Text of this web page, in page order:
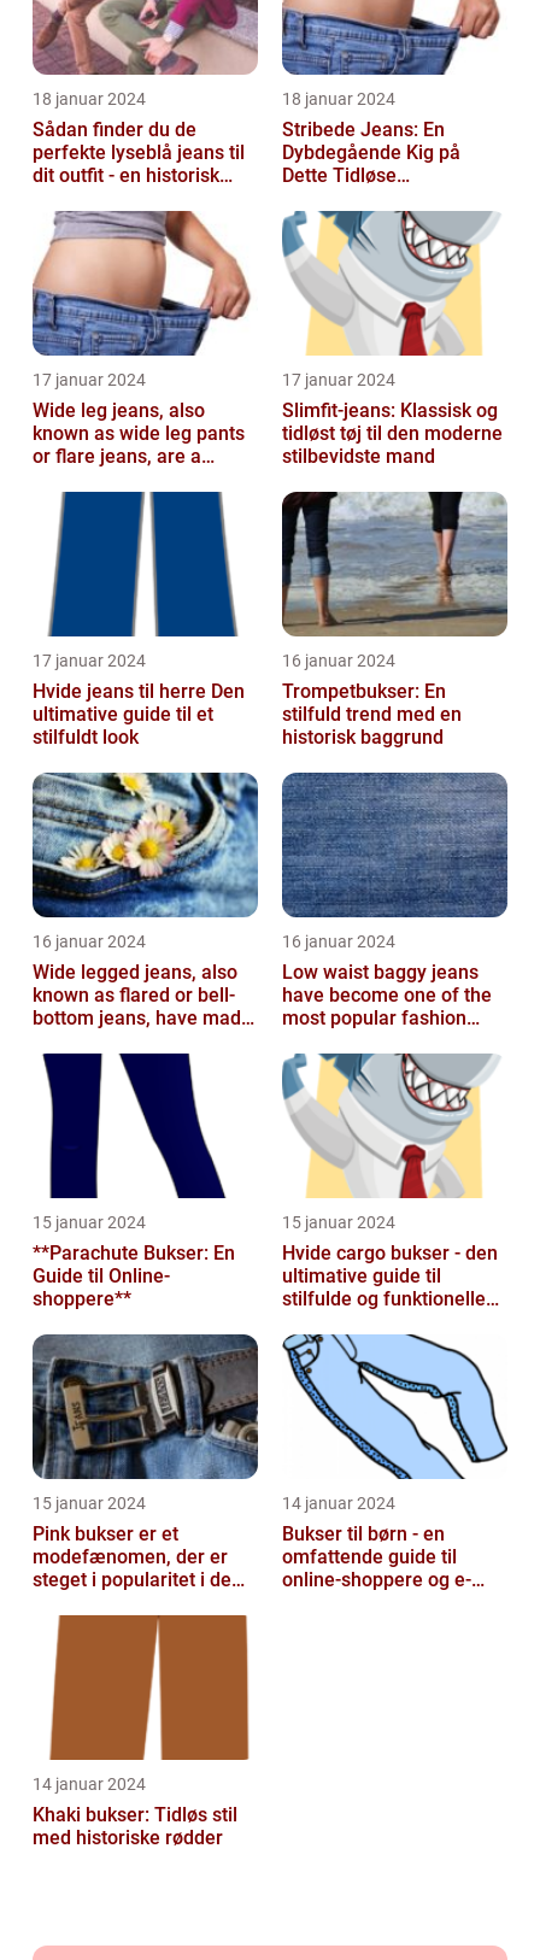
18 januar 2024
Sådan finder du de
perfekte lyseblå jeans til
dit outfit - en historisk
fash...
18 januar 2024
Stribede Jeans: En
Dybdegående Kig på
Dette Tidløse
17 januar 2024
Wide leg jeans, also
known as wide leg pants
or flare jeans, are a
for those ...
17 januar 2024
Slimfit-jeans: Klassisk og
tidløst tøj til den moderne
stilbevidste mand
17 januar 2024
Hvide jeans til herre Den
ultimative guide til et
stilfuldt look
16 januar 2024
Trompetbukser: En
stilfuld trend med en
historisk baggrund
16 januar 2024
Wide legged jeans, also
known as flared or bell-
bottom jeans, have made
fash...
16 januar 2024
Low waist baggy jeans
have become one of the
most popular fashion
15 januar 2024
**Parachute Bukser: En
Guide til Online-
shoppere**
15 januar 2024
Hvide cargo bukser - den
ultimative guide til
stilfulde og funktionelle
15 januar 2024
Pink bukser er et
modefænomen, der er
steget i popularitet i de
14 januar 2024
Bukser til børn - en
omfattende guide til
online-shoppere og e-
14 januar 2024
Khaki bukser: Tidløs stil
med historiske rødder